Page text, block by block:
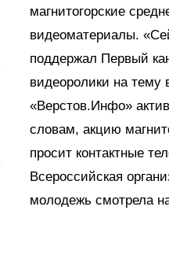
магнитогорские
видеоматериалы.
поддержал Первый
видеоролики на тему
«Верстов.Инфо»
словам, акцию
просит контактные
Всероссийская
молодежь смотрела